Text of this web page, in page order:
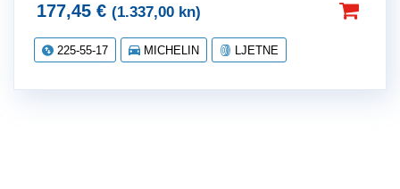
177,45 € (1.337,00 kn)
225-55-17 MICHELIN LJETNE